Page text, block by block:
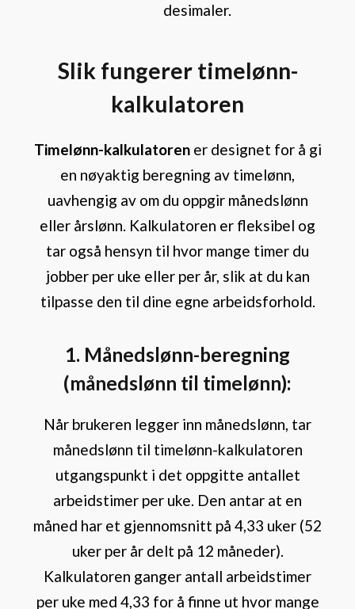
desimaler.
Slik fungerer timelønn-
kalkulatoren
Timelønn-kalkulatorener designet for å gi
en nøyaktig beregning av timelønn,
uavhengig av om du oppgir månedslønn
eller årslønn. Kalkulatoren er fleksibel og
tar også hensyn til hvor mange timer du
jobber per uke eller per år, slik at du kan
tilpasse den til dine egne arbeidsforhold.
1. Månedslønn-beregning
(månedslønn til timelønn):
Når brukeren legger inn månedslønn, tar
månedslønn til timelønn-kalkulatoren
utgangspunkt i det oppgitte antallet
arbeidstimer per uke. Den antar at en
måned har et gjennomsnitt på 4,33 uker (52
uker per år delt på 12 måneder).
Kalkulatoren ganger antall arbeidstimer
per uke med 4,33 for å finne ut hvor mange